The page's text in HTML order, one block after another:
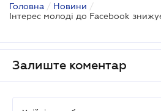
Головна / Новини /
Інтерес молоді до Facebook
Залиште коментар